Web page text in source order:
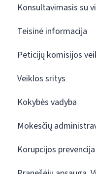
Konsultavimasis su
Teisinė informacija
Peticijų komisijos
Veiklos sritys
Kokybės vadyba
Mokesčių
Korupcijos prevencija